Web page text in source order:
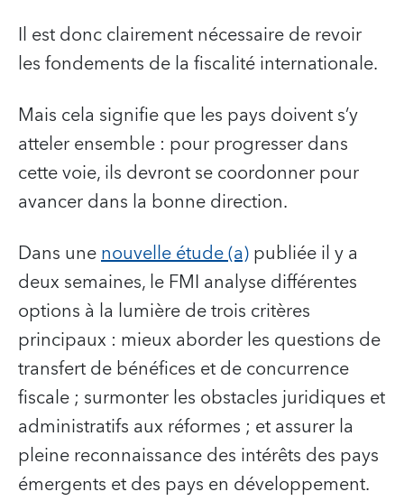
Il est donc clairement nécessaire de revoir
les fondements de la fiscalité internationale.
Mais cela signifie que les pays doivent s’y
atteler ensemble : pour progresser dans
cette voie, ils devront se coordonner pour
avancer dans la bonne direction.
Dans unenouvelle étude (a)publiée il y a
deux semaines, le FMI analyse différentes
options à la lumière de trois critères
principaux : mieux aborder les questions de
transfert de bénéfices et de concurrence
fiscale ; surmonter les obstacles juridiques et
administratifs aux réformes ; et assurer la
pleine reconnaissance des intérêts des pays
émergents et des pays en développement.